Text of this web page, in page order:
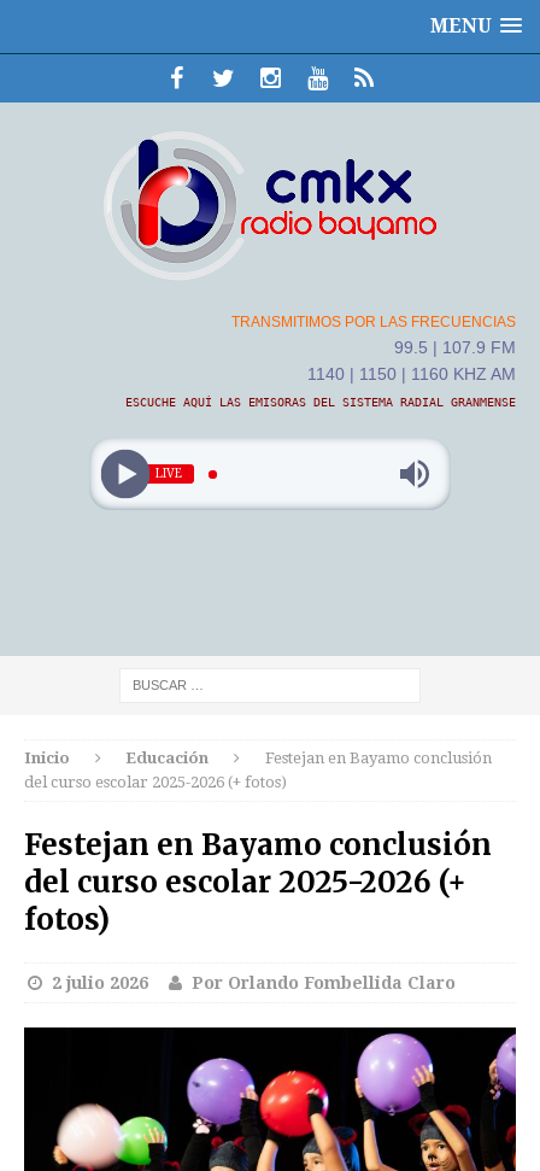
MENU
TRANSMITIMOS POR LAS FRECUENCIAS
99.5 | 107.9 FM
1140 | 1150 | 1160 KHZ AM
ESCUCHE AQUÍ LAS EMISORAS DEL SISTEMA RADIAL GRANMENSE
LIVE
Inicio Educación
Festejan en Bayamo conclusión
del curso escolar 2025-2026 (+ fotos)
Festejan en Bayamo conclusión
del curso escolar 2025-2026 (+
fotos)
2 julio 2026 Por Orlando Fombellida Claro